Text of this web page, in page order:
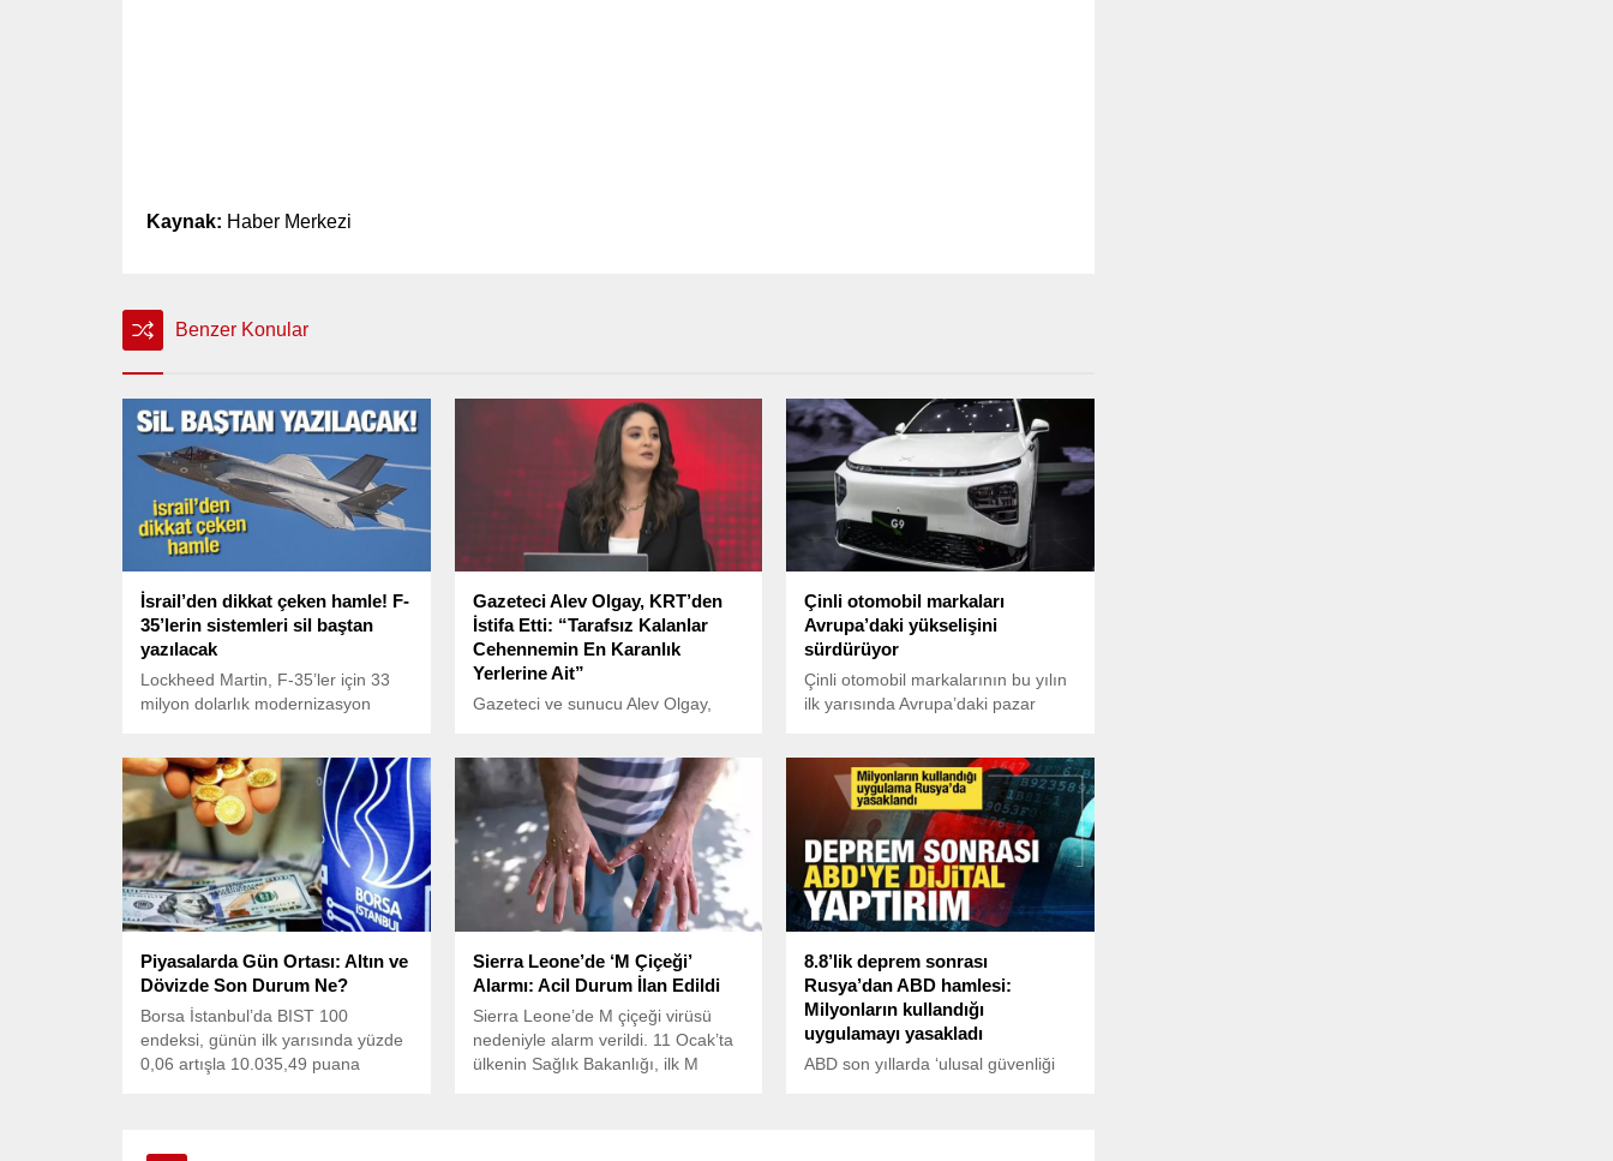
Kaynak: Haber Merkezi
Benzer Konular
İsrail’den dikkat çeken hamle! F-
35’lerin sistemleri sil baştan
yazılacak
Lockheed Martin, F-35’ler için 33
milyon dolarlık modernizasyon
büyük yetenekler kazandırılacak,
İsrail dâhil tüm ülkelerdeki jetler
kapsam altına alındı.
Gazeteci Alev Olgay, KRT’den
İstifa Etti: “Tarafsız Kalanlar
Cehennemin En Karanlık
Yerlerine Ait”
Gazeteci ve sunucu Alev Olgay,
medya hesabından yaptığı
paylaşımla kanalından ayrıldığını
açıkladı ve Dante’den alıntı
yaparak “Cehennemin en karanlık
yerleri buhran zamanlarında
tarafsız kalanlara ayrılmıştır”
ifadesini kullandı.
Çinli otomobil markaları
Avrupa’daki yükselişini
sürdürüyor
Çinli otomobil markalarının bu yılın
ilk yarısında Avrupa’daki pazar
yüzde 5,1’e ulaştı.
Piyasalarda Gün Ortası: Altın ve
Dövizde Son Durum Ne?
Borsa İstanbul’da BIST 100
endeksi, günün ilk yarısında yüzde
0,06 artışla 10.035,49 puana
Sierra Leone’de ‘M Çiçeği’
Alarmı: Acil Durum İlan Edildi
Sierra Leone’de M çiçeği virüsü
nedeniyle alarm verildi. 11 Ocak’ta
ülkenin Sağlık Bakanlığı, ilk M
8.8’lik deprem sonrası
Rusya’dan ABD hamlesi:
Milyonların kullandığı
uygulamayı yasakladı
ABD son yıllarda ‘ulusal güvenliği